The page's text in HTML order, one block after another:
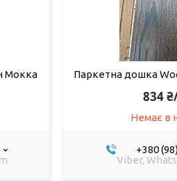
Мокка Паркетна дошка
834
Немає в
+380
Viber,